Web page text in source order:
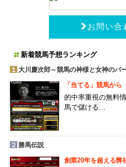
お問い合
新着競馬予想ランキング
１ 大川慶次郎～競馬の神様と女神のパ
「当てる」競馬から
的中率重視の無料
馬で儲ける…
２ 勝馬伝説
創業20年を超える弊